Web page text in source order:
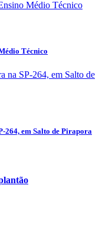
Técnico
264, em Salto de Pirapora